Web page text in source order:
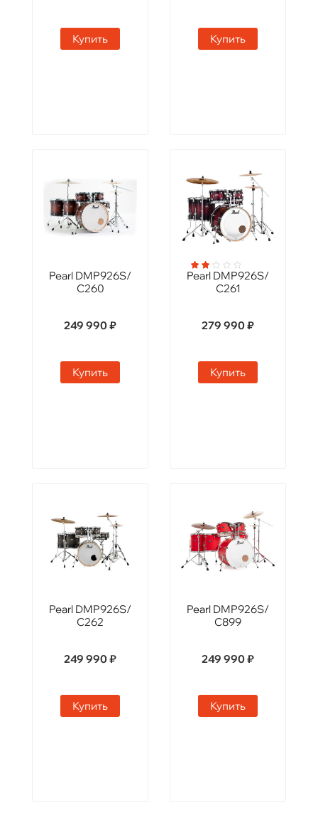
Купить Купить
Pearl DMP926S/
C260
249 990 ₽
Купить
Pearl DMP926S/
C261
279 990 ₽
Купить
Pearl DMP926S/
C262
249 990 ₽
Купить
Pearl DMP926S/
C899
249 990 ₽
Купить